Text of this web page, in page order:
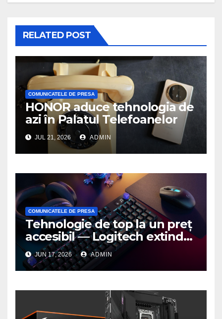
RELATED POST
COMUNICATELE DE PRESA
HONOR aduce tehnologia de
azi în Palatul Telefoanelor
JUL 21, 2026 ADMIN
COMUNICATELE DE PRESA
Tehnologie de top la un preț
accesibil — Logitech extinde
seria G3 cu un nou mouse și
o nouă tastatură pentru
gaming pe PC
JUN 17, 2026 ADMIN